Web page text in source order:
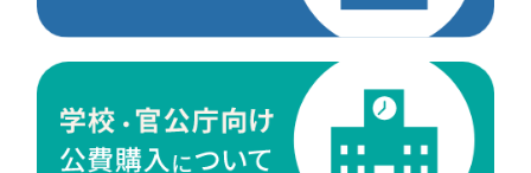
ケミカル製品
荷役伝導